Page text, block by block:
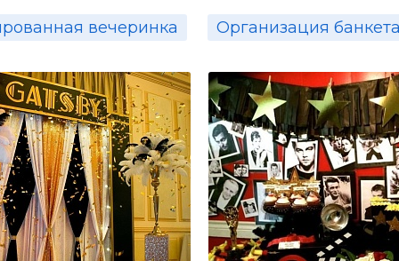
вечеринка Организация банкета